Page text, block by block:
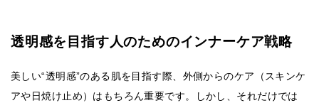
透明感を目指す人のためのインナーケア戦略
美しい“透明感”のある肌を目指す際、外側からのケア（スキンケ
アや日焼け止め）はもちろん重要です。しかし、それだけでは